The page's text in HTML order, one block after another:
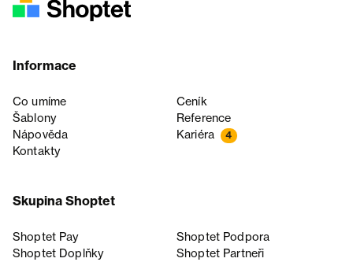
Informace
Co umíme
Ceník
Šablony
Reference
Nápověda
Kariéra 4
Kontakty
Skupina Shoptet
Shoptet Pay
Shoptet Podpora
Shoptet Doplňky
Shoptet Partneři